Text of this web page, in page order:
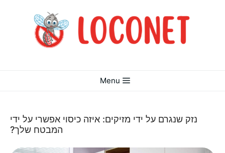
Menu
נזק שנגרם על ידי מזיקים: איזה כיסוי אפשרי על ידי
המבטח שלך?